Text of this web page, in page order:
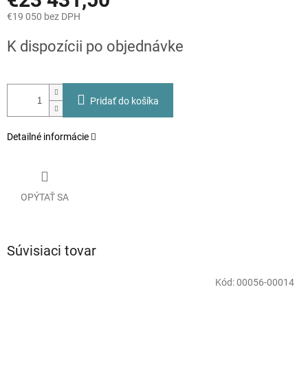
€19 050 bez DPH
cena:
K dispozícii po objednávke
Pridať do košíka
Detailné informácie
OPÝTAŤ SA
Súvisiaci tovar
Kód:00056-00014